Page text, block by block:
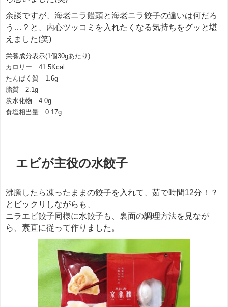
余談ですが、海老ニラ饅頭と海老ニラ餃子の違いは何だろ
う…？と、内心ツッコミを入れたくなる気持ちをグッと堪
えました(笑)
栄養成分表示(1個30gあたり)
カロリー 41.5Kcal
たんぱく質 1.6g
脂質 2.1g
炭水化物 4.0g
食塩相当量 0.17g
エビが主役の水餃子
沸騰したら凍ったままの餃子を入れて、茹で時間12分！？
とビックリしながらも、
ニラエビ餃子同様に水餃子も、裏面の調理方法を見なが
ら、素直に従って作りました。